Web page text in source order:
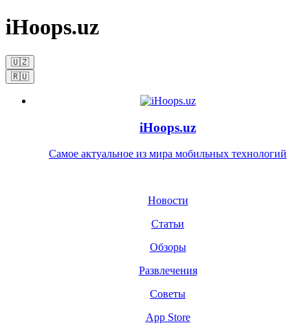
iHoops.uz
🇺🇿
🇷🇺
iHoops.uz
Самое актуальное из мира мобильных технологий
Новости
Статьи
Обзоры
Развлечения
Советы
App Store